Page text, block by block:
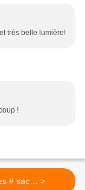
très belle lumière!
!
Notes # sac… >